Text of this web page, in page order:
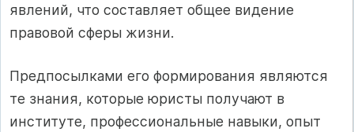
явлений, что составляет общее видение
правовой сферы жизни.
Предпосылками его формирования являются
те знания, которые юристы получают в
институте, профессиональные навыки, опыт